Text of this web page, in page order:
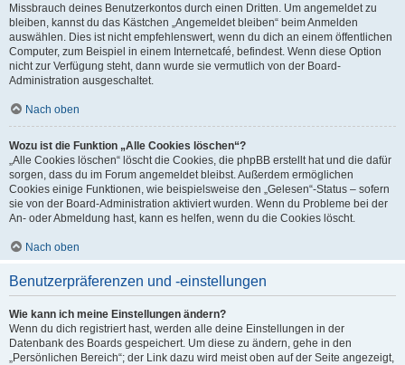
Missbrauch deines Benutzerkontos durch einen Dritten. Um angemeldet zu
bleiben, kannst du das Kästchen „Angemeldet bleiben“ beim Anmelden
auswählen. Dies ist nicht empfehlenswert, wenn du dich an einem öffentlichen
Computer, zum Beispiel in einem Internetcafé, befindest. Wenn diese Option
nicht zur Verfügung steht, dann wurde sie vermutlich von der Board-
Administration ausgeschaltet.
Nach oben
Wozu ist die Funktion „Alle Cookies löschen“?
„Alle Cookies löschen“ löscht die Cookies, die phpBB erstellt hat und die dafür
sorgen, dass du im Forum angemeldet bleibst. Außerdem ermöglichen
Cookies einige Funktionen, wie beispielsweise den „Gelesen“-Status – sofern
sie von der Board-Administration aktiviert wurden. Wenn du Probleme bei der
An- oder Abmeldung hast, kann es helfen, wenn du die Cookies löscht.
Nach oben
Benutzerpräferenzen und -einstellungen
Wie kann ich meine Einstellungen ändern?
Wenn du dich registriert hast, werden alle deine Einstellungen in der
Datenbank des Boards gespeichert. Um diese zu ändern, gehe in den
„Persönlichen Bereich“; der Link dazu wird meist oben auf der Seite angezeigt,